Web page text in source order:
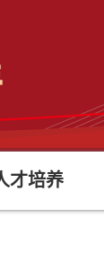
才培养